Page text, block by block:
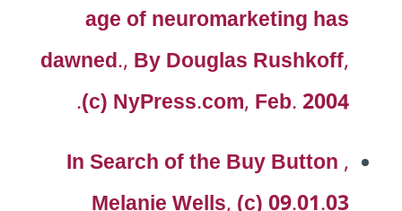
age of neuromarketing has
dawned., By Douglas Rushkoff,
(c) NyPress.com, Feb. 2004.
In Search of the Buy Button ,